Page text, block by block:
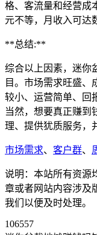
格、客流量和经营成
元不等，月收入可达
**总结:**
综合以上因素，迷你
目。市场需求旺盛、
较小、运营简单、回
当然，想要真正赚到
理、提供犹质服务，
市场需求、 客户群、
说明：本站所有资源
章或者网站内容涉及
我们以便及时处理。
106557